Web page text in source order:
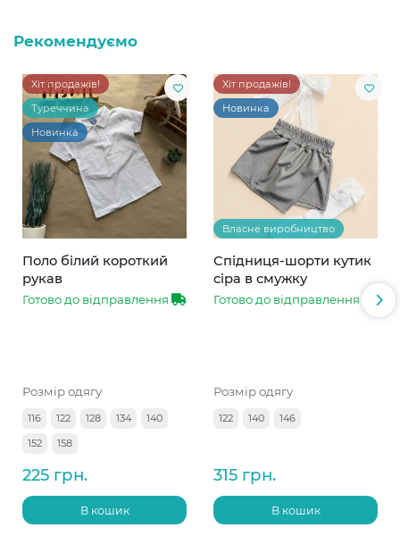
Рекомендуємо
Хіт продажів!
Туреччина
Новинка
Поло білий короткий
рукав
Готово до відправлення
Розмір одягу
116 122 128 134
140
152
158
225 грн.
В кошик
Хіт продажів!
Новинка
Власне виробництво
Спідниця-шорти кутик
сіра в смужку
Готово до відправлення
Розмір одягу
122 140 146
315 грн.
В кошик